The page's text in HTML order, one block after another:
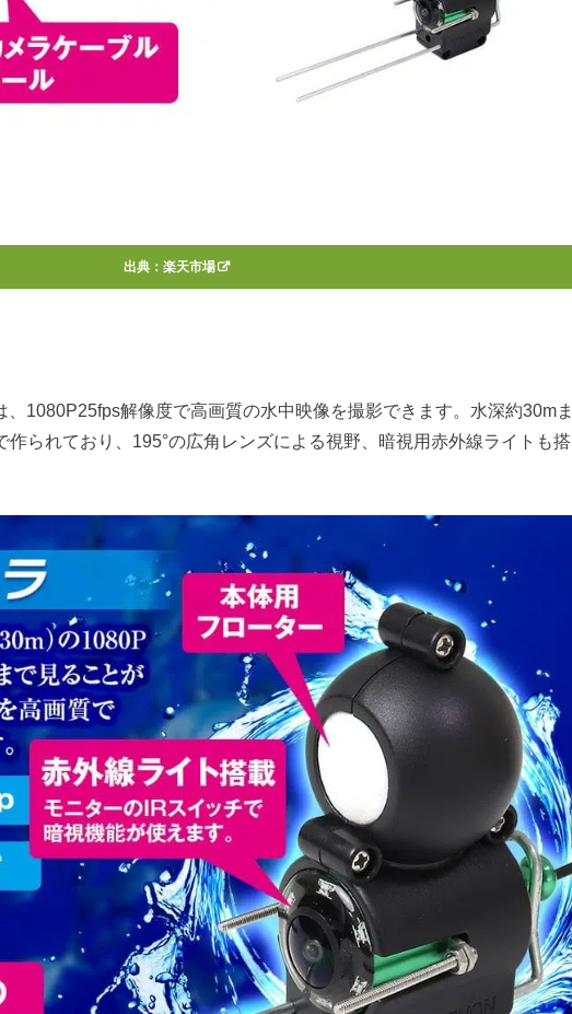
出典：楽天市場
1080P25fps解像度で高画質の水中映像を撮影できます。水深約30mま
作られており、195°の広角レンズによる視野、暗視用赤外線ライトも搭